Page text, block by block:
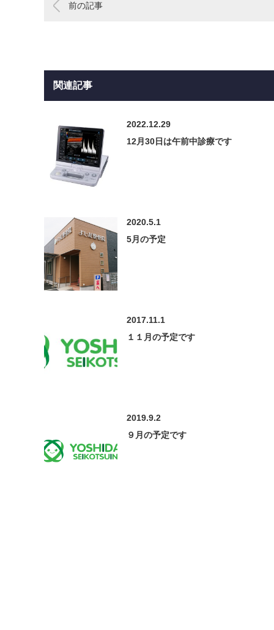
前の記事
関連記事
2022.12.29
12月30日は午前中診療です
2020.5.1
5月の予定
2017.11.1
１１月の予定です
2019.9.2
９月の予定です